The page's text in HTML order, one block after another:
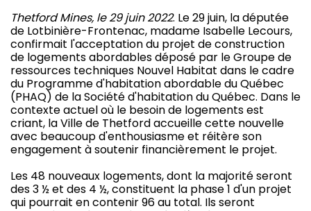
Thetford Mines, le 29 juin 2022. Le 29 juin, la députée
de Lotbinière-Frontenac, madame Isabelle Lecours,
confirmait l'acceptation du projet de construction
de logements abordables déposé par le Groupe de
ressources techniques Nouvel Habitat dans le cadre
du Programme d'habitation abordable du Québec
(PHAQ) de la Société d'habitation du Québec. Dans le
contexte actuel où le besoin de logements est
criant, la Ville de Thetford accueille cette nouvelle
avec beaucoup d'enthousiasme et réitère son
engagement à soutenir financièrement le projet.
Les 48 nouveaux logements, dont la majorité seront
des 3 ½ et des 4 ½, constituent la phase 1 d'un projet
qui pourrait en contenir 96 au total. Ils seront